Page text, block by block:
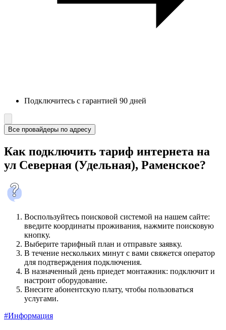
Подключитесь с гарантией 90 дней
Все провайдеры по адресу
Как подключить тариф интернета на
ул Северная (Удельная), Раменское?
Воспользуйтесь поисковой системой на нашем сайте:
введите координаты проживания, нажмите поисковую
кнопку.
Выберите тарифный план и отправьте заявку.
В течение нескольких минут с вами свяжется оператор
для подтверждения подключения.
В назначенный день приедет монтажник: подключит и
настроит оборудование.
Внесите абонентскую плату, чтобы пользоваться
услугами.
#Информация